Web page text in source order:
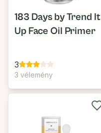
183 Days by Trend It
Up Face Oil Primer
3
3 vélemény